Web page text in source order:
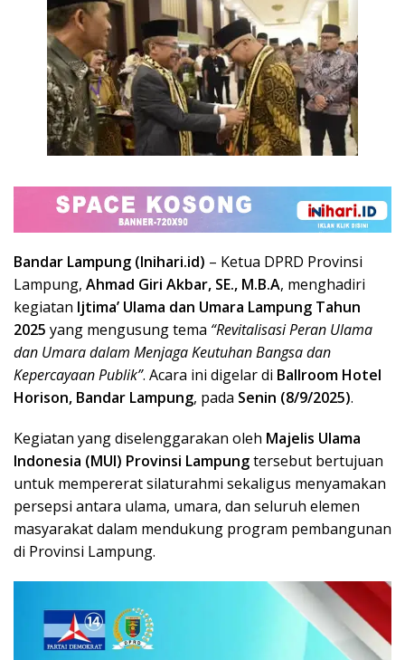
Bandar Lampung (Inihari.id) – Ketua DPRD Provinsi
Lampung, Ahmad Giri Akbar, SE., M.B.A, menghadiri
kegiatan Ijtima’ Ulama dan Umara Lampung Tahun
2025 yang mengusung tema “Revitalisasi Peran Ulama
dan Umara dalam Menjaga Keutuhan Bangsa dan
Kepercayaan Publik”. Acara ini digelar di Ballroom Hotel
Horison, Bandar Lampung, pada Senin (8/9/2025).
Kegiatan yang diselenggarakan oleh Majelis Ulama
Indonesia (MUI) Provinsi Lampungtersebut bertujuan
untuk mempererat silaturahmi sekaligus menyamakan
persepsi antara ulama, umara, dan seluruh elemen
masyarakat dalam mendukung program pembangunan
di Provinsi Lampung.